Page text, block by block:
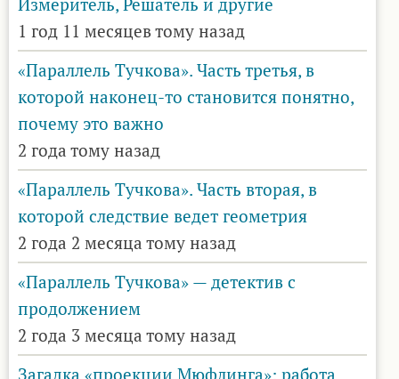
1 год 11 месяцев тому назад
«Параллель Тучкова». Часть третья, в
которой наконец-то становится понятно,
почему это важно
2 года тому назад
«Параллель Тучкова». Часть вторая, в
которой следствие ведет геометрия
2 года 2 месяца тому назад
«Параллель Тучкова» — детектив с
продолжением
2 года 3 месяца тому назад
Загадка «проекции Мюфлинга»: работа